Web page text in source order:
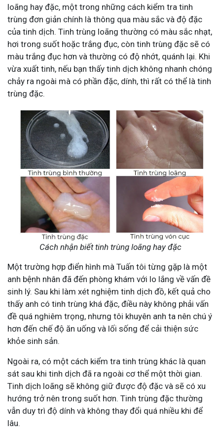
loãng hay đặc, một trong những cách kiểm tra tinh
trùng đơn giản chính là thông qua màu sắc và độ đặc
của tinh dịch. Tinh trùng loãng thường có màu sắc nhạt,
hơi trong suốt hoặc trắng đục, còn tinh trùng đặc sẽ có
màu trắng đục hơn và thường có độ nhớt, quánh lại. Khi
vừa xuất tinh, nếu bạn thấy tinh dịch không nhanh chóng
chảy ra ngoài mà có phần đặc, dính, thì rất có thể là tinh
trùng đặc.
Cách nhận biết tinh trùng loãng hay đặc
Một trường hợp điển hình mà Tuấn tôi từng gặp là một
anh bệnh nhân đã đến phòng khám với lo lắng về vấn đề
sinh lý. Sau khi làm xét nghiệm tinh dịch đồ, kết quả cho
thấy anh có tinh trùng khá đặc, điều này không phải vấn
đề quá nghiêm trọng, nhưng tôi khuyên anh ta nên chú ý
hơn đến chế độ ăn uống và lối sống để cải thiện sức
khỏe sinh sản.
Ngoài ra, có một cách kiểm tra tinh trùng khác là quan
sát sau khi tinh dịch đã ra ngoài cơ thể một thời gian.
Tinh dịch loãng sẽ không giữ được độ đặc và sẽ có xu
hướng trở nên trong suốt hơn. Tinh trùng đặc thường
vẫn duy trì độ dính và không thay đổi quá nhiều khi để
lâu.